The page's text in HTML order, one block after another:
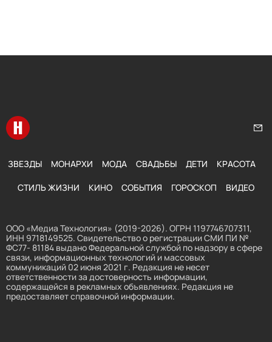
Перейти на главную
ЗВЕЗДЫ МОНАРХИ МОДА СВАДЬБЫ ДЕТИ КРАСОТА
СТИЛЬ ЖИЗНИ КИНО СОБЫТИЯ ГОРОСКОП ВИДЕО
ООО «Медиа Технология» (2019-2026). ОГРН 1197746707311,
ИНН 9718149525. Свидетельство о регистрации СМИ ПИ №
ФС77- 81184 выдано Федеральной службой по надзору в сфере
связи, информационных технологий и массовых
коммуникаций 02 июня 2021 г. Редакция не несет
ответственности за достоверность информации,
содержащейся в рекламных объявлениях. Редакция не
предоставляет справочной информации.